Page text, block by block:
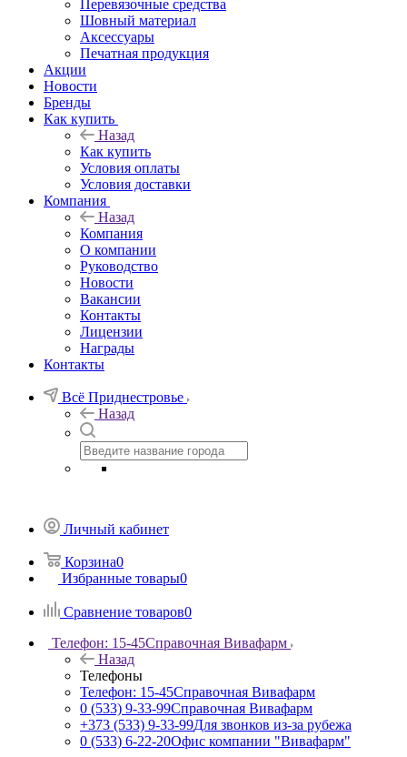
Перевязочные средства
Шовный материал
Аксессуары
Печатная продукция
Акции
Новости
Бренды
Как купить
Назад
Как купить
Условия оплаты
Условия доставки
Компания
Назад
Компания
О компании
Руководство
Новости
Вакансии
Контакты
Лицензии
Награды
Контакты
Всё Приднестровье
Назад
Личный кабинет
Корзина0
Избранные товары0
Сравнение товаров0
Телефон: 15-45Справочная Вивафарм
Назад
Телефоны
Телефон: 15-45Справочная Вивафарм
0 (533) 9-33-99Справочная Вивафарм
+373 (533) 9-33-99Для звонков из-за рубежа
0 (533) 6-22-20Офис компании "Вивафарм"